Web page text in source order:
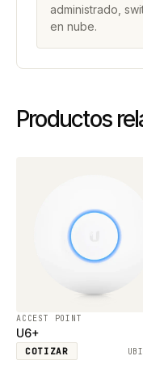
administrado,
en nube.
Productos
ACCEST POINT
U6+
COTIZAR